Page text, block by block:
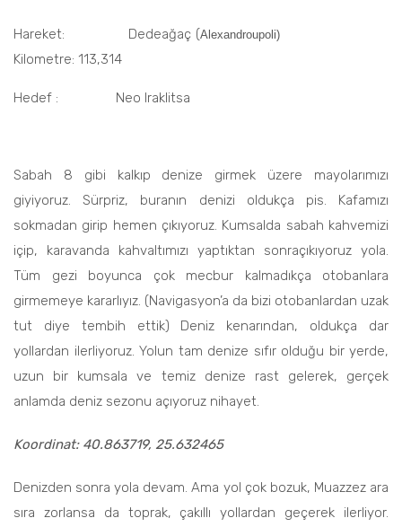
Hareket: Dedeağaç (Alexandroupoli)
Kilometre: 113,314
Hedef : Neo Iraklitsa
Sabah 8 gibi kalkıp denize girmek üzere mayolarımızı
giyiyoruz. Sürpriz, buranın denizi oldukça pis. Kafamızı
sokmadan girip hemen çıkıyoruz. Kumsalda sabah kahvemizi
içip, karavanda kahvaltımızı yaptıktan sonraçıkıyoruz yola.
Tüm gezi boyunca çok mecbur kalmadıkça otobanlara
girmemeye kararlıyız. (Navigasyon’a da bizi otobanlardan uzak
tut diye tembih ettik) Deniz kenarından, oldukça dar
yollardan ilerliyoruz. Yolun tam denize sıfır olduğu bir yerde,
uzun bir kumsala ve temiz denize rast gelerek, gerçek
anlamda deniz sezonu açıyoruz nihayet.
Koordinat: 40.863719, 25.632465
Denizden sonra yola devam. Ama yol çok bozuk, Muazzez ara
sıra zorlansa da toprak, çakıllı yollardan geçerek ilerliyor.